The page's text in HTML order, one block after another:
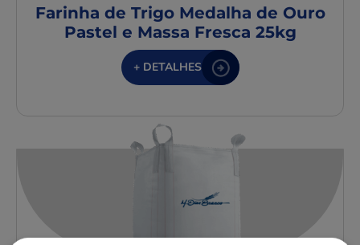
Farinha de Trigo Medalha de Ouro
Pastel e Massa Fresca 25kg
+ DETALHES